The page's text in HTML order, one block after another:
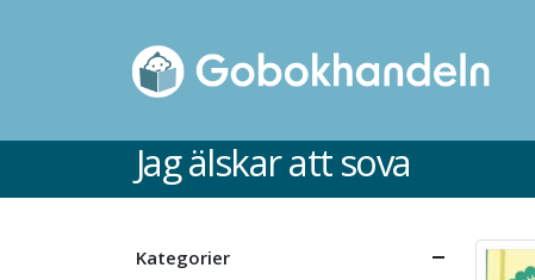
Jag älskar att sova
Kategorier